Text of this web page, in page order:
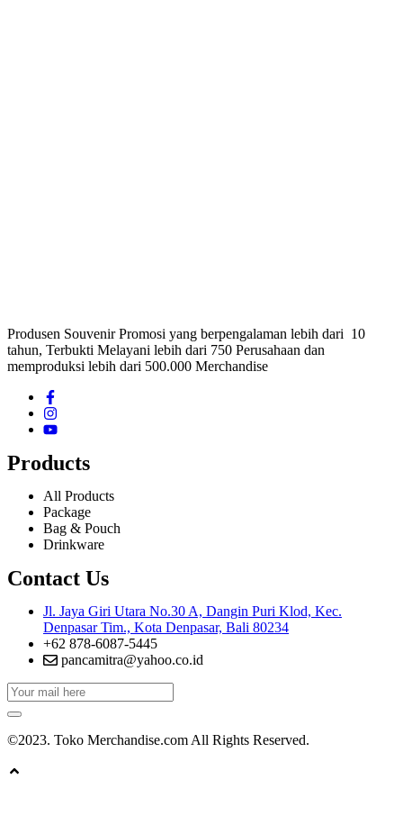
Produsen Souvenir Promosi yang berpengalaman lebih dari 10
tahun, Terbukti Melayani lebih dari 750 Perusahaan dan
memproduksi lebih dari 500.000 Merchandise
Products
All Products
Package
Bag & Pouch
Drinkware
Contact Us
Jl. Jaya Giri Utara No.30 A, Dangin Puri Klod, Kec.
Denpasar Tim., Kota Denpasar, Bali 80234
+62 878-6087-5445
pancamitra@yahoo.co.id
©2023. Toko Merchandise.com All Rights Reserved.